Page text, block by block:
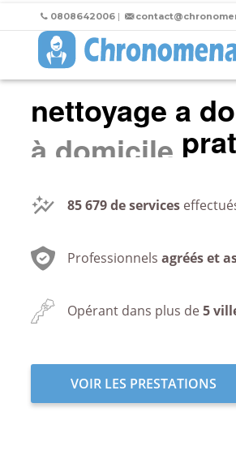
0808642006 |
nettoyage a
au bureau
85 679de services
Professionnels agréés et
Opérant dans plus de5
VOIR LES PRESTATIONS